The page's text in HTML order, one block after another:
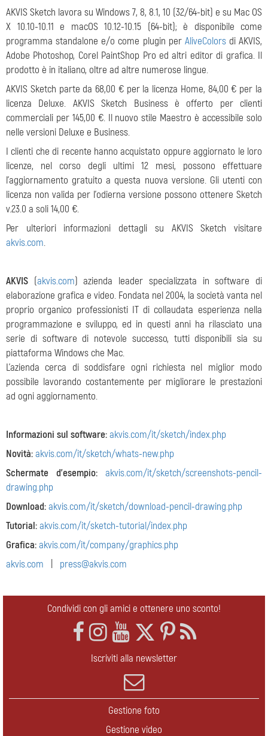
AKVIS Sketch lavora su Windows 7, 8, 8.1, 10 (32/64-bit) e su Mac OS
X 10.10-10.11 e macOS 10.12-10.15 (64-bit); è disponibile come
programma standalone e/o come plugin per AliveColorsdi AKVIS,
Adobe Photoshop, Corel PaintShop Pro ed altri editor di grafica. Il
prodotto è in italiano, oltre ad altre numerose lingue.
AKVIS Sketch parte da 68,00 € per la licenza Home, 84,00 € per la
licenza Deluxe. AKVIS Sketch Business è offerto per clienti
commerciali per 145,00 €. Il nuovo stile Maestro è accessibile solo
nelle versioni Deluxe e Business.
I clienti che di recente hanno acquistato oppure aggiornato le loro
licenze, nel corso degli ultimi 12 mesi, possono effettuare
l'aggiornamento gratuito a questa nuova versione. Gli utenti con
licenza non valida per l'odierna versione possono ottenere Sketch
v.23.0 a soli 14,00 €.
Per ulteriori informazioni dettagli su AKVIS Sketch visitare
akvis.com.
AKVIS (akvis.com) azienda leader specializzata in software di
elaborazione grafica e video. Fondata nel 2004, la società vanta nel
proprio organico professionisti IT di collaudata esperienza nella
programmazione e sviluppo, ed in questi anni ha rilasciato una
serie di software di notevole successo, tutti disponibili sia su
piattaforma Windows che Mac.
L'azienda cerca di soddisfare ogni richiesta nel miglior modo
possibile lavorando costantemente per migliorare le prestazioni
ad ogni aggiornamento.
Informazioni sul software:akvis.com/it/sketch/index.php
Novità:akvis.com/it/sketch/whats-new.php
Schermate d'esempio:
akvis.com/it/sketch/screenshots-pencil-
drawing.php
Download:akvis.com/it/sketch/download-pencil-drawing.php
Tutorial:akvis.com/it/sketch-tutorial/index.php
Grafica:akvis.com/it/company/graphics.php
akvis.com
press@akvis.com
Condividi con gli amici e ottenere uno sconto!
Iscriviti alla newsletter
Gestione foto
Gestione video